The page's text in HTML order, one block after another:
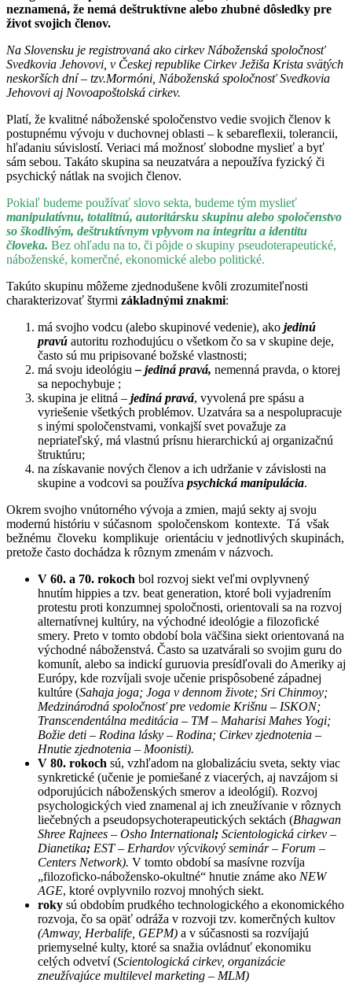
neznamená, že nemá deštruktívne alebo zhubné dôsledky pre
život svojich členov.
Na Slovensku je registrovaná ako cirkev Náboženská spoločnosť
Svedkovia Jehovovi, v Českej republike Cirkev Ježiša Krista svätých
neskorších dní – tzv.Mormóni, Náboženská spoločnosť Svedkovia
Jehovovi aj Novoapoštolská cirkev.
Platí, že kvalitné náboženské spoločenstvo vedie svojich členov k
postupnému vývoju v duchovnej oblasti – k sebareflexii, tolerancii,
hľadaniu súvislostí. Veriaci má možnosť slobodne myslieť a byť
sám sebou. Takáto skupina sa neuzatvára a nepoužíva fyzický či
psychický nátlak na svojich členov.
Pokiaľ budeme používať slovo sekta, budeme tým myslieť
manipulatívnu, totalitnú, autoritársku skupinu alebo spoločenstvo
so škodlivým, deštruktívnym vplyvom na integritu a identitu
človeka. Bez ohľadu na to, či pôjde o skupiny pseudoterapeutické,
náboženské, komerčné, ekonomické alebo politické.
Takúto skupinu môžeme zjednodušene kvôli zrozumiteľnosti
charakterizovať štyrmi základnými znakmi:
má svojho vodcu (alebo skupinové vedenie), ako jedinú
pravú autoritu rozhodujúcu o všetkom čo sa v skupine deje,
často sú mu pripisované božské vlastnosti;
má svoju ideológiu– jediná pravá, nemenná pravda, o ktorej
sa nepochybuje ;
skupina je elitná – jediná pravá, vyvolená pre spásu a
vyriešenie všetkých problémov. Uzatvára sa a nespolupracuje
s inými spoločenstvami, vonkajší svet považuje za
nepriateľský, má vlastnú prísnu hierarchickú aj organizačnú
štruktúru;
na získavanie nových členov a ich udržanie v závislosti na
skupine a vodcovi sa používa psychická manipulácia.
Okrem svojho vnútorného vývoja a zmien, majú sekty aj svoju
modernú históriu v súčasnom spoločenskom kontexte. Tá však
bežnému človeku komplikuje orientáciu v jednotlivých skupinách,
pretože často dochádza k rôznym zmenám v názvoch.
V 60. a 70. rokoch bol rozvoj siekt veľmi ovplyvnený
hnutím hippies a tzv. beat generation, ktoré boli vyjadrením
protestu proti konzumnej spoločnosti, orientovali sa na rozvoj
alternatívnej kultúry, na východné ideológie a filozofické
smery. Preto v tomto období bola väčšina siekt orientovaná na
východné náboženstvá. Často sa uzatvárali so svojim guru do
komunít, alebo sa indickí guruovia presídľovali do Ameriky aj
Európy, kde rozvíjali svoje učenie prispôsobené západnej
kultúre (Sahaja joga; Joga v dennom živote; Sri Chinmoy;
Medzinárodná spoločnosť pre vedomie Krišnu – ISKON;
Transcendentálna meditácia – TM – Maharisi Mahes Yogi;
Božie deti – Rodina lásky – Rodina; Cirkev zjednotenia –
Hnutie zjednotenia – Moonisti).
V 80. rokoch sú, vzhľadom na globalizáciu sveta, sekty viac
synkretické (učenie je pomiešané z viacerých, aj navzájom si
odporujúcich náboženských smerov a ideológií). Rozvoj
psychologických vied znamenal aj ich zneužívanie v rôznych
liečebných a pseudopsychoterapeutických sektách (Bhagwan
Shree Rajnees – Osho International; Scientologická cirkev –
Dianetika; EST – Erhardov výcvikový seminár – Forum –
Centers Network). V tomto období sa masívne rozvíja
„filozoficko-nábožensko-okultné“ hnutie známe ako NEW
AGE, ktoré ovplyvnilo rozvoj mnohých siekt.
roky sú obdobím prudkého technologického a ekonomického
rozvoja, čo sa opäť odráža v rozvoji tzv. komerčných kultov
(Amway, Herbalife, GEPM) a v súčasnosti sa rozvíjajú
priemyselné kulty, ktoré sa snažia ovládnuť ekonomiku
celých odvetví (Scientologická cirkev, organizácie
zneužívajúce multilevel marketing – MLM)